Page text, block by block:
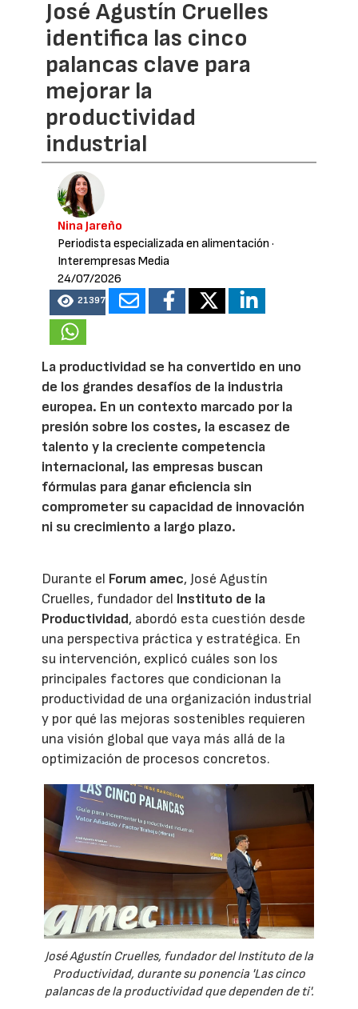
José Agustín Cruelles
identifica las cinco
palancas clave para
mejorar la
productividad
industrial
Nina Jareño
Periodista especializada en alimentación ·
Interempresas Media
24/07/2026
21397
La productividad se ha convertido en uno
de los grandes desafíos de la industria
europea. En un contexto marcado por la
presión sobre los costes, la escasez de
talento y la creciente competencia
internacional, las empresas buscan
fórmulas para ganar eficiencia sin
comprometer su capacidad de innovación
ni su crecimiento a largo plazo.
Durante el Forum amec, José Agustín
Cruelles, fundador del Instituto de la
Productividad, abordó esta cuestión desde
una perspectiva práctica y estratégica. En
su intervención, explicó cuáles son los
principales factores que condicionan la
productividad de una organización industrial
y por qué las mejoras sostenibles requieren
una visión global que vaya más allá de la
optimización de procesos concretos.
José Agustín Cruelles, fundador del Instituto de la
Productividad, durante su ponencia 'Las cinco
palancas de la productividad que dependen de ti'.